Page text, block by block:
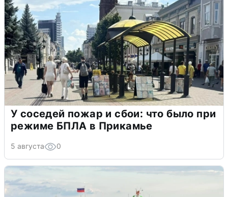
У соседей пожар и сбои: что было при
режиме БПЛА в Прикамье
5 августа 0